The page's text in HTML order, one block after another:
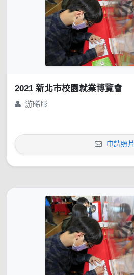
2021 新北市校園就業博覽會
游晞彤
申請照片